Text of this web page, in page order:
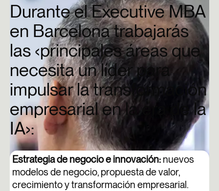
Durante el Executive MBA
en Barcelona trabajarás
las ‹principales áreas que
necesita un líder para
impulsar la transformación
empresarial en la era de la
IA›:
Estrategia de negocio e innovación: nuevos
modelos de negocio, propuesta de valor,
crecimiento y transformación empresarial.